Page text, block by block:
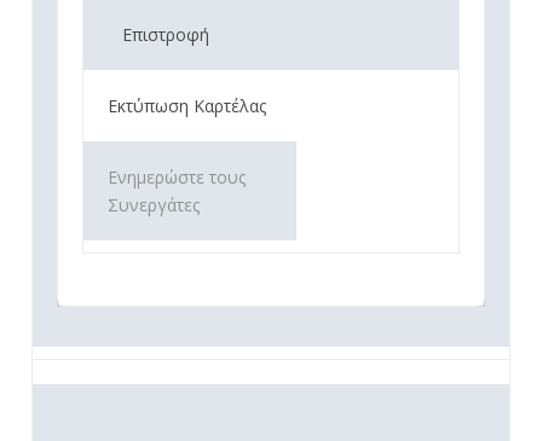
Επιστροφή
Εκτύπωση Καρτέλας
Ενημερώστε τους
Συνεργάτες